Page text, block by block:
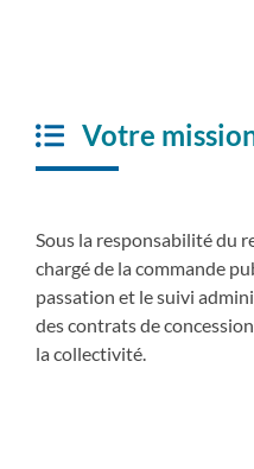
Votre
Sous la responsabilité du
chargé de la commande
passation et le suivi
des contrats de
la collectivité.